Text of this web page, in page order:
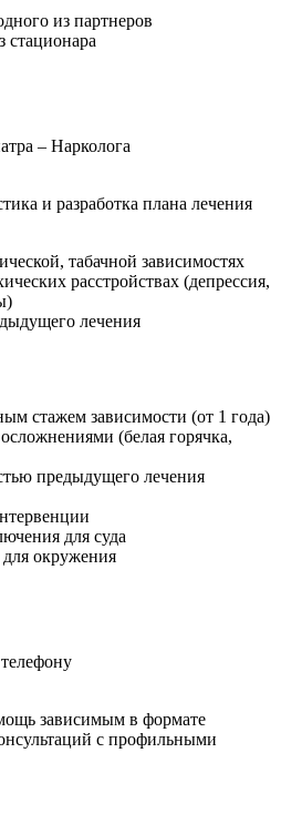
из партнеров
стационара
– Нарколога
и разработка плана лечения
табачной зависимостях
расстройствах (депрессия,
лечения
стажем зависимости (от 1 года)
(белая горячка,
предыдущего лечения
для суда
окружения
зависимым в формате
с профильными